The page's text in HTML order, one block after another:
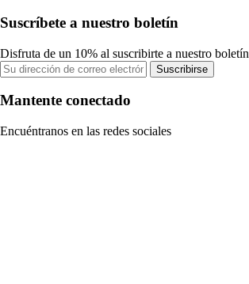
Suscríbete a nuestro boletín
Disfruta de un 10% al suscribirte a nuestro boletín
Suscribirse
Mantente conectado
Encuéntranos en las redes sociales